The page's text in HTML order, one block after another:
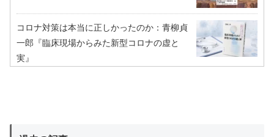
コロナ対策は本当に正しかったのか：青柳貞
一郎『臨床現場からみた新型コロナの虚と
実』